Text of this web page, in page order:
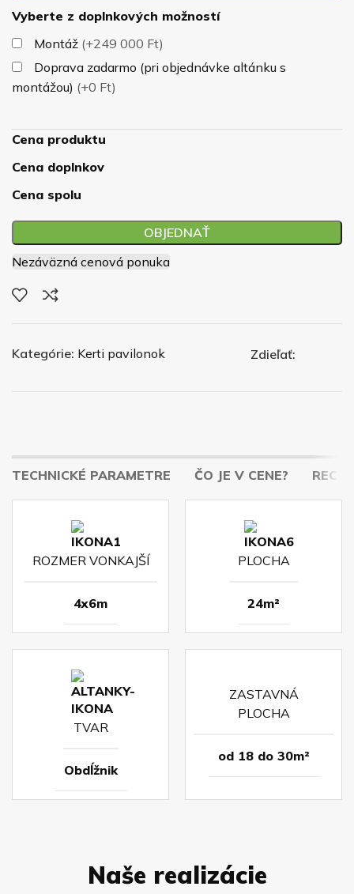
Vyberte z doplnkových možností
Montáž (+249 000 Ft)
Doprava zadarmo (pri objednávke altánku s
montážou) (+0 Ft)
Cena produktu
Cena doplnkov
Cena spolu
OBJEDNAŤ
Nezáväzná cenová ponuka
Kategórie: Kerti pavilonok Zdieľať:
TECHNICKÉ PARAMETRE ČO JE V CENE?
ROZMER VONKAJŠÍ
4x6m
PLOCHA
24m²
TVAR
Obdĺžnik
ZASTAVNÁ
PLOCHA
od 18 do 30m²
Naše realizácie